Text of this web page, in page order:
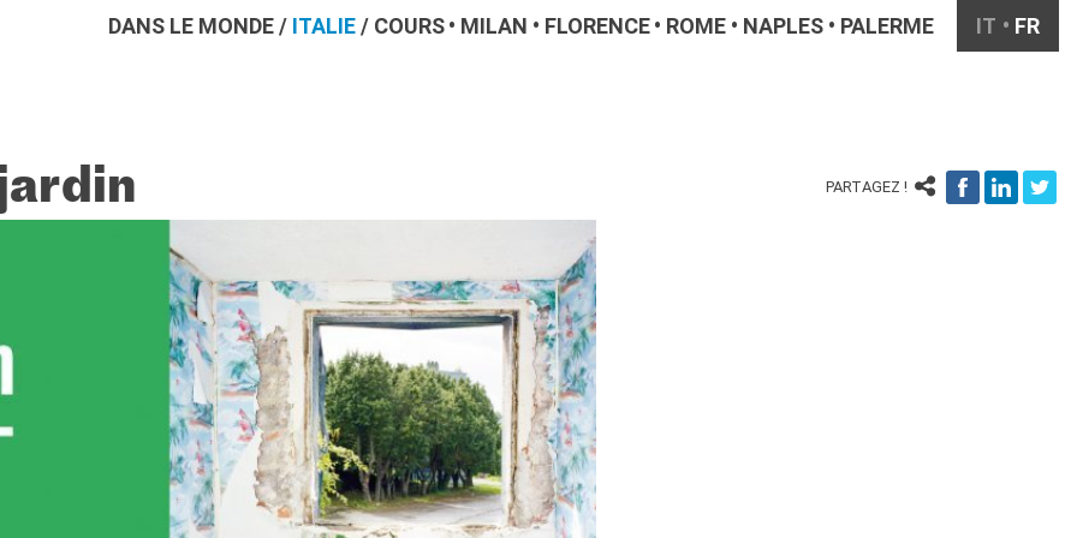
DANS LE MONDE/ ITALIE/ COURS MILAN FLORENCE ROME NAPLES PALERME IT FR
PARTAGEZ !